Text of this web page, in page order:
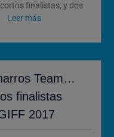
finalistas, y dos
Leer más
Team…
finalistas
2017